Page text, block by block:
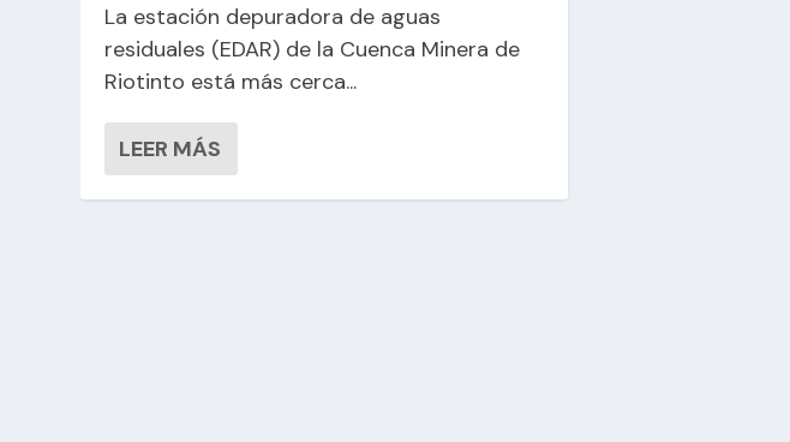
La estación depuradora de aguas
residuales (EDAR) de la Cuenca Minera de
Riotinto está más cerca...
LEER MÁS